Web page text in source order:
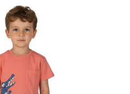
παραλλαγές.
Οι
επιλογές
μπορούν
να
επιλεγούν
στη
σελίδα